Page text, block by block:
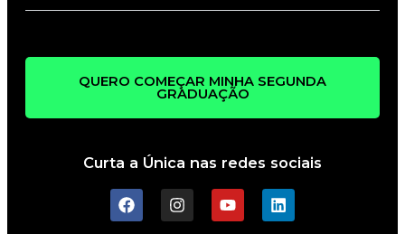
QUERO COMEÇAR MINHA SEGUNDA
GRADUAÇÃO
Curta a Única nas redes sociais